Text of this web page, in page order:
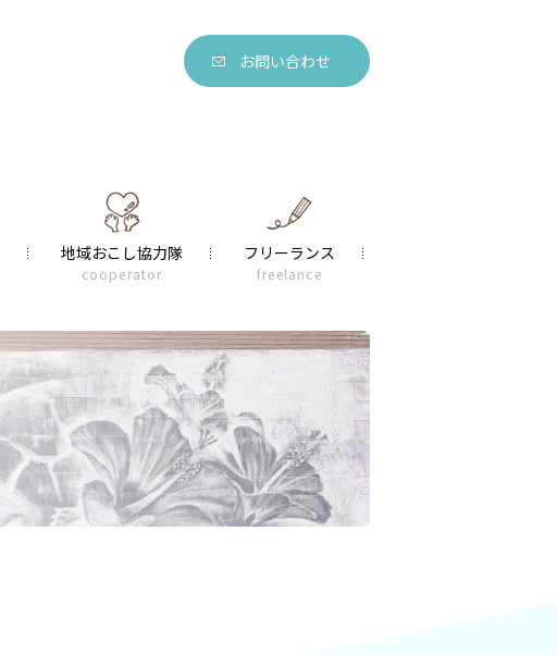
お問い合わせ
地域おこし協力隊
cooperator
フリーランス
freelance